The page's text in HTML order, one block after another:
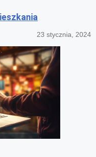
23 stycznia, 2024